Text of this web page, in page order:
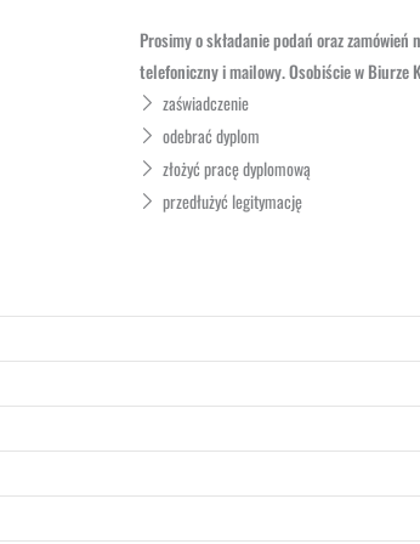
Prosimy o składanie podań oraz
telefoniczny i mailowy. Osobiście w Biurze
zaświadczenie
odebrać dyplom
złożyć pracę dyplomową
przedłużyć legitymację